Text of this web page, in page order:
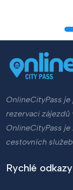
OnlineCityPass
rezervaci zájezdů
OnlineCityPass
cestovních služeb.
Rychlé odkazy